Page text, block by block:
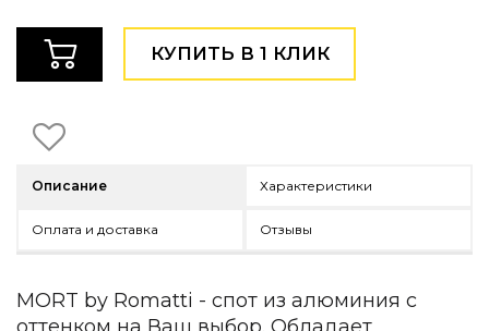
Уличная и садовая мебель
Фитнес и wellness-оборудование
Коллекции
ROOM — Modern
INTERRA — Soft Modern
DAYZ — Ethno
Декор
КУПИТЬ В 1 КЛИК
Описание Характеристики
Оплата и доставка Отзывы
MORT by Romatti - спот из алюминия с